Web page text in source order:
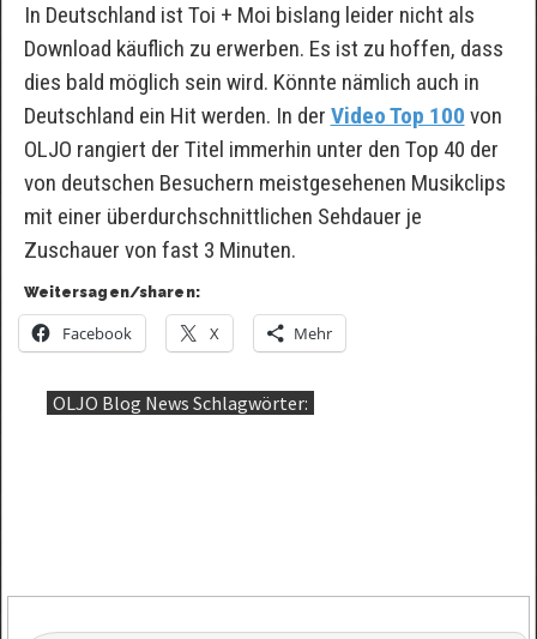
In Deutschland ist Toi + Moi bislang leider nicht als
Download käuflich zu erwerben. Es ist zu hoffen, dass
dies bald möglich sein wird. Könnte nämlich auch in
Deutschland ein Hit werden. In der Video Top 100 von
OLJO rangiert der Titel immerhin unter den Top 40 der
von deutschen Besuchern meistgesehenen Musikclips
mit einer überdurchschnittlichen Sehdauer je
Zuschauer von fast 3 Minuten.
Weitersagen/sharen:
Facebook X Mehr
OLJO Blog News Schlagwörter: